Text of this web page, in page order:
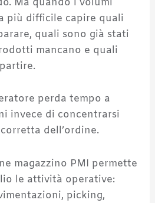
Ma quando i volumi
più difficile capire quali
quali sono già stati
mancano e quali
perda tempo a
invece di concentrarsi
dell’ordine.
magazzino PMI permette
le attività operative:
picking,